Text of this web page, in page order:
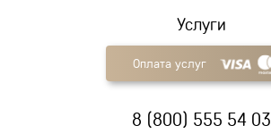
Услуги
Оплата услуг
8 (800) 555 54 03